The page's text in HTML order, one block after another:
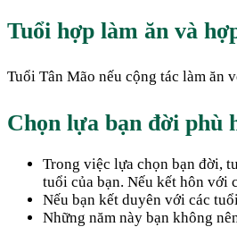
Tuổi hợp làm ăn và
Tuổi Tân Mão nếu cộng tác làm ăn
Chọn lựa bạn đời phù
Trong việc lựa chọn bạn đời,
tuổi của bạn. Nếu kết hôn với
Nếu bạn kết duyên với các
Những năm này bạn không